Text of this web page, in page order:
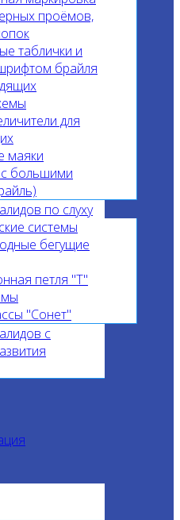
проёмов,
таблички и
брайля
для
маяки
большими
по слуху
системы
бегущие
петля "T"
"Сонет"
с